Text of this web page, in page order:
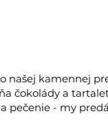
našej kamennej
čokolády a
pečenie - my